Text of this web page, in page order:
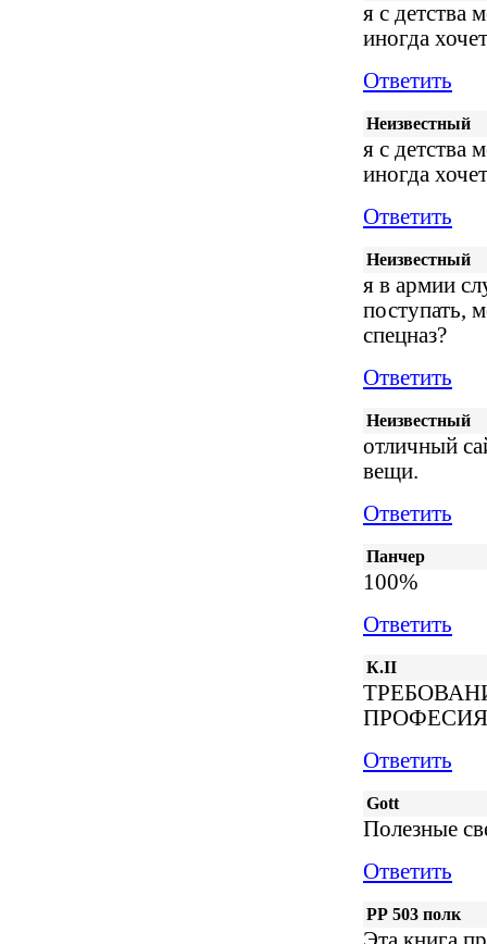
я с детства
иногда
Ответить
Неизвестный
я с детства
иногда
Ответить
Неизвестный
я в армии
поступать,
спецназ?
Ответить
Неизвестный
отличный
вещи.
Ответить
Панчер
100%
Ответить
К.II
ПРОФЕСИЯ
Ответить
Gott
Полезные
Ответить
РР 503 полк